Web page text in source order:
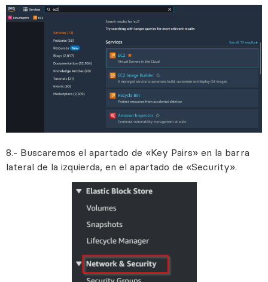
8.- Buscaremos el apartado de «Key Pairs» en la barra
lateral de la izquierda, en el apartado de «Security».